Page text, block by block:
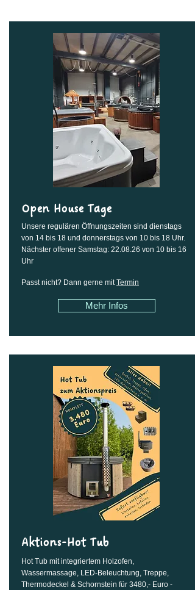
Open House Tage
Unsere regulären Öffnungszeiten sind dienstags
von 14 bis 18 und donnerstags von 10 bis 18 Uhr.
Nächster offener Samstag: 22.08.26 von 10 bis 16
Uhr
Passt nicht? Dann gerne mitTermin
Mehr Infos
Aktions-Hot Tub
Hot Tub mit integriertem Holzofen,
Wassermassage, LED-Beleuchtung, Treppe,
Thermodeckel & Schornstein für 3480,- Euro -